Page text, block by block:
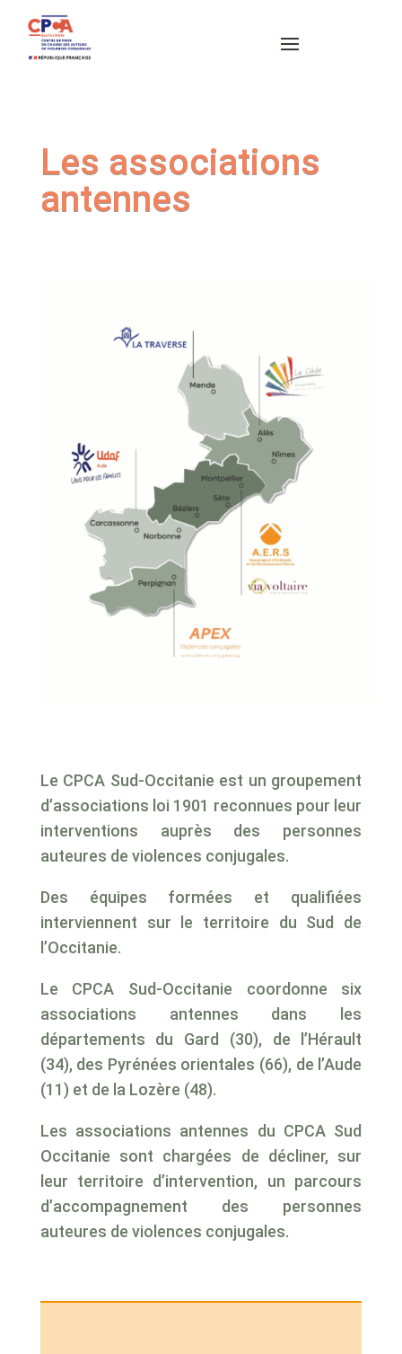
Les associations
antennes
Le CPCA Sud-Occitanie est un groupement
d’associations loi 1901 reconnues pour leur
interventions auprès des personnes
auteures de violences conjugales.
Des équipes formées et qualifiées
interviennent sur le territoire du Sud de
l’Occitanie.
Le CPCA Sud-Occitanie coordonne six
associations antennes dans les
départements du Gard (30), de l’Hérault
(34), des Pyrénées orientales (66), de l’Aude
(11) et de la Lozère (48).
Les associations antennes du CPCA Sud
Occitanie sont chargées de décliner, sur
leur territoire d’intervention, un parcours
d’accompagnement des personnes
auteures de violences conjugales.